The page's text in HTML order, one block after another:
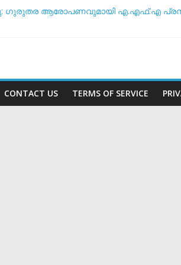
ഗുരുതര ആരോപണവുമായി എ.എഫ്.എ
CONTACT US TERMS OF SERVICE